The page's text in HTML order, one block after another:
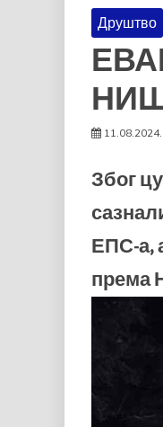
Друштво
11.08.2024.
Због
ЕПС-а,
према